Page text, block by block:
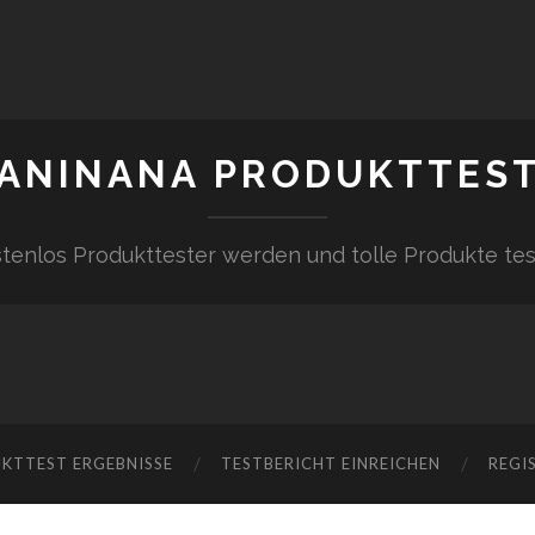
Produkttester werden und tolle Produkte
ERGEBNISSE TESTBERICHT EINREICHEN